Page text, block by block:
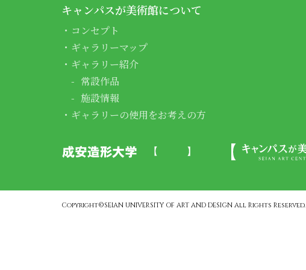
キャンパスが美術館について
コンセプト
ギャラリーマップ
ギャラリー紹介
常設作品
施設情報
ギャラリーの使用をお考えの方
Copyright©SEIAN UNIVERSITY OF ART AND DESIGN All Rights Reserved.